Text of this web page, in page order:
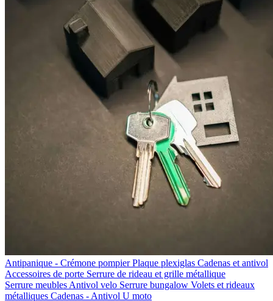
Antipanique - Crémone pompierPlaque plexiglas Cadenas et antivol
Accessoires de porte Serrure de rideau et grille métallique
Serrure meubles Antivol velo Serrure bungalow Volets et rideaux
métalliques Cadenas - Antivol U moto